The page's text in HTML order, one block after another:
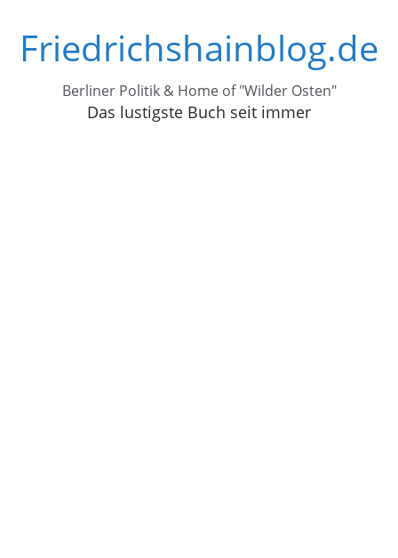
Inhalt
springen
Friedrichshainblog.de
Berliner Politik & Home of "Wilder Osten"
Das lustigste Buch seit immer